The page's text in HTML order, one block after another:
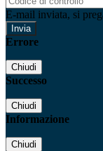
E-mail inviata, si
Errore
Chiudi
Successo
Chiudi
Informazione
Chiudi